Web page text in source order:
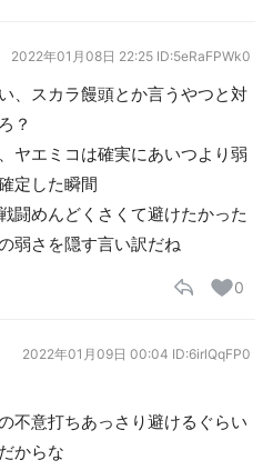
2022年01月08日 22:25 ID:5eRaFPWk0
、スカラ饅頭とか言うやつと対
？
ヤエミコは確実にあいつより弱
定した瞬間
闘めんどくさくて避けたかった
弱さを隠す言い訳だね
0
2022年01月09日 00:04 ID:6irlQqFP0
不意打ちあっさり避けるぐらい
からな